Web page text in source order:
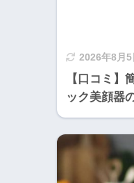
2026年8月5
【口コミ】
ック美顔器